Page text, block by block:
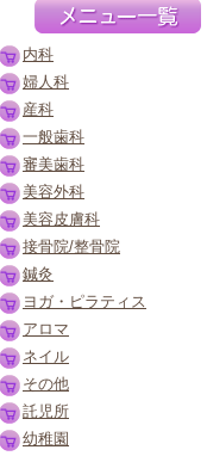
内科
婦人科
産科
一般歯科
審美歯科
美容外科
美容皮膚科
接骨院/整骨院
鍼灸
ヨガ・ピラティス
アロマ
ネイル
その他
託児所
幼稚園